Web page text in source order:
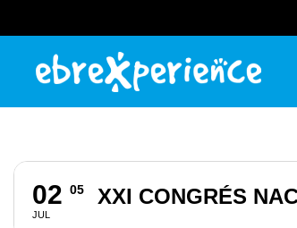
02
JUL
05 XXI CONGRÉS